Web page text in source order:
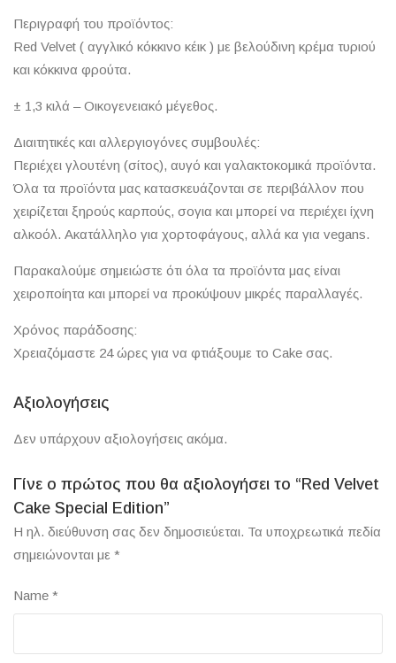
Περιγραφή του προϊόντος:
Red Velvet ( αγγλικό κόκκινο κέικ ) με βελούδινη κρέμα τυριού
και κόκκινα φρούτα.
± 1,3 κιλά – Οικογενειακό μέγεθος.
Διαιτητικές και αλλεργιογόνες συμβουλές:
Περιέχει γλουτένη (σίτος), αυγό και γαλακτοκομικά προϊόντα.
Όλα τα προϊόντα μας κατασκευάζονται σε περιβάλλον που
χειρίζεται ξηρούς καρπούς, σογια και μπορεί να περιέχει ίχνη
αλκοόλ. Ακατάλληλο για χορτοφάγους, αλλά κα για vegans.
Παρακαλούμε σημειώστε ότι όλα τα προϊόντα μας είναι
χειροποίητα και μπορεί να προκύψουν μικρές παραλλαγές.
Χρόνος παράδοσης:
Χρειαζόμαστε 24 ώρες για να φτιάξουμε το Cake σας.
Αξιολογήσεις
Δεν υπάρχουν αξιολογήσεις ακόμα.
Γίνε ο πρώτος που θα αξιολογήσει το “Red Velvet
Cake Special Edition”
Η ηλ. διεύθυνση σας δεν δημοσιεύεται. Τα υποχρεωτικά πεδία
σημειώνονται με *
Name *